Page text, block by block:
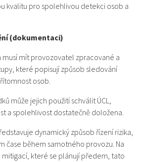
kvalitu pro spolehlivou detekci osob a
(dokumentaci)
musí mít provozovatel zpracované a
které popisují způsob sledování
osob.
může jejich použití schválit ÚCL,
a spolehlivost dostatečně doložena.
dynamický způsob řízení rizika,
čase během samotného provozu. Na
které se plánují předem, tato